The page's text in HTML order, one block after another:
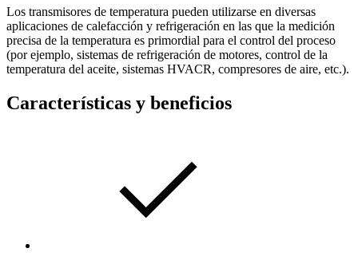
Los transmisores de temperatura pueden utilizarse en diversas
aplicaciones de calefacción y refrigeración en las que la medición
precisa de la temperatura es primordial para el control del proceso
(por ejemplo, sistemas de refrigeración de motores, control de la
temperatura del aceite, sistemas HVACR, compresores de aire, etc.).
Características y beneficios